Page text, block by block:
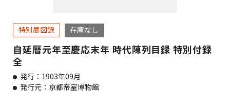
特別展図録 在庫なし
自延暦元年至慶応末年 時代陳列目録 特別付録
全
発行：1903年09月
発行元：京都帝室博物館